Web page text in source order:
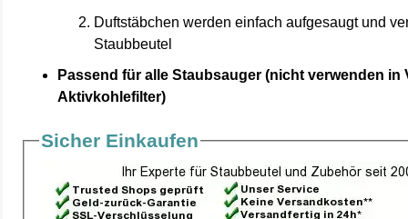
Duftstäbchen werden einfach aufgesaugt und
Staubbeutel
Passend für alle Staubsauger (nicht verwenden in
Aktivkohlefilter)
Sicher Einkaufen